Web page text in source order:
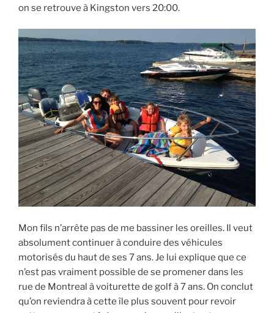
on se retrouve à Kingston vers 20:00.
Mon fils n’arrête pas de me bassiner les oreilles. Il veut
absolument continuer à conduire des véhicules
motorisés du haut de ses 7 ans. Je lui explique que ce
n’est pas vraiment possible de se promener dans les
rue de Montreal à voiturette de golf à 7 ans. On conclut
qu’on reviendra à cette île plus souvent pour revoir